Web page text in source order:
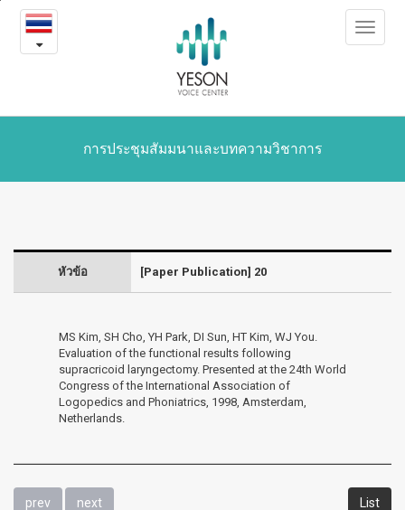
20
and
Journals
Toggle
การประชุมสัมมนาและบทความวิชาการ
หัวข้อ [Paper Publication] 20
MS Kim, SH Cho, YH Park, DI Sun, HT Kim, WJ You.
Evaluation of the functional results following
supracricoid laryngectomy. Presented at the 24th World
Congress of the International Association of
Logopedics and Phoniatrics, 1998, Amsterdam,
Netherlands.
prev next List